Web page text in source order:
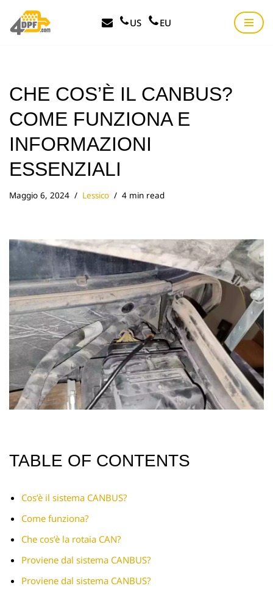
Vai
US EU
CHE COS’È IL CANBUS?
COME FUNZIONA E
INFORMAZIONI
ESSENZIALI
Maggio 6, 2024 Lessico 4 min read
TABLE OF CONTENTS
Cos’è il sistema CANBUS?
Come funziona?
Che cos’è la rotaia CAN?
Proviene dal sistema CANBUS?
Proviene dal sistema CANBUS?